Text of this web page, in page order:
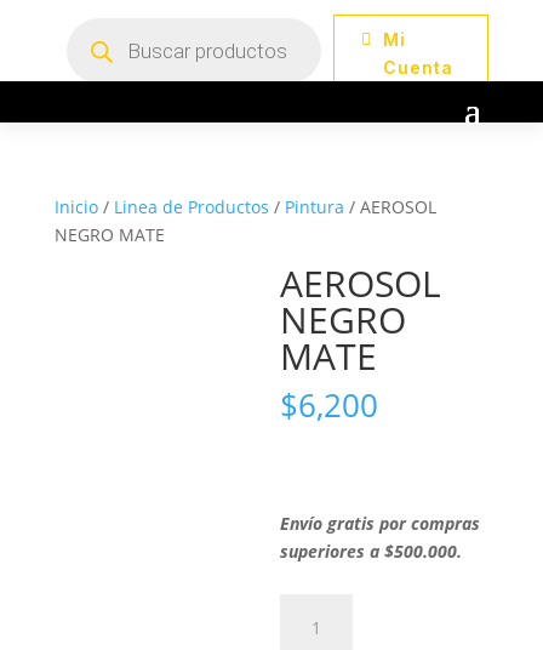
productos
Mi
Cuenta
Inicio/ Linea de Productos / Pintura / AEROSOL
NEGRO MATE
AEROSOL
NEGRO
MATE
$6,200
Envío gratis por compras
superiores a $500.000.
NEGRO